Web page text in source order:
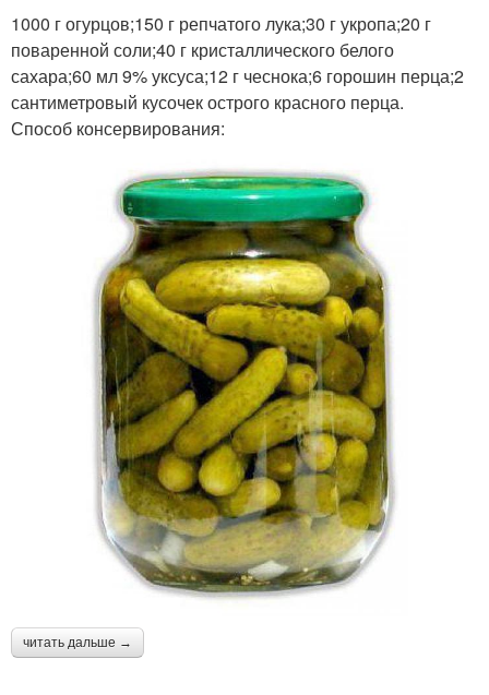
1000 г огурцов;150 г репчатого лука;30 г укропа;20 г
поваренной соли;40 г кристаллического белого
сахара;60 мл 9% уксуса;12 г чеснока;6 горошин перца;2
сантиметровый кусочек острого красного перца.
Способ консервирования:
читать дальше →